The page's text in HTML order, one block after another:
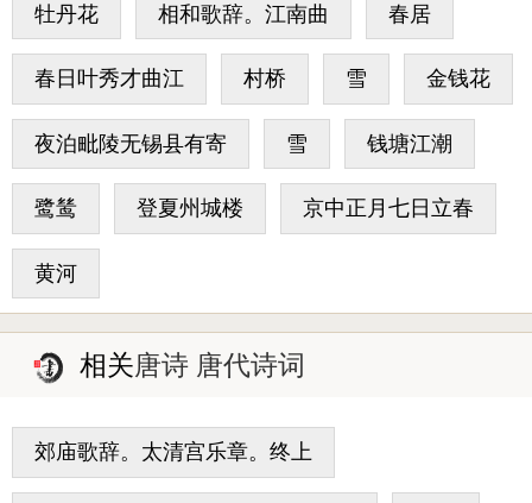
牡丹花 相和歌辞。江南曲 春居
春日叶秀才曲江 村桥 雪 金钱花
夜泊毗陵无锡县有寄 雪 钱塘江潮
鹭鸶 登夏州城楼 京中正月七日立春
黄河
相关唐诗 唐代诗词
郊庙歌辞。太清宫乐章。终上